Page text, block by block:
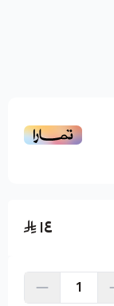
١٤